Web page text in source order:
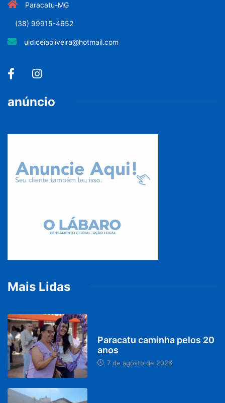
Paracatu-MG
(38) 99915-4652
uldiceiaoliveira@hotmail.com
anúncio
Mais Lidas
Paracatu caminha pelos 20
anos
7 de agosto de 2026